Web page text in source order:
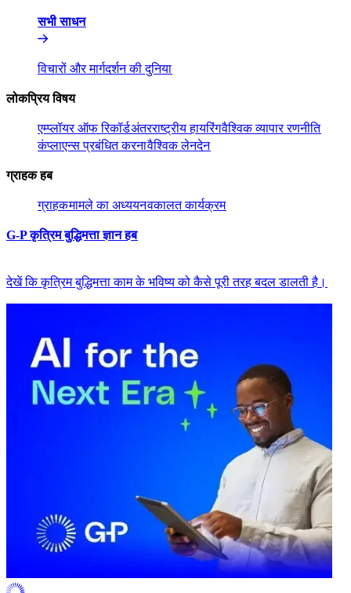
सभी साधन​​
विचारों और मार्गदर्शन की दुनिया​​
लोकप्रिय विषय​​
एम्प्लॉयर ऑफ रिकॉर्ड​​अंतरराष्ट्रीय हायरिंग​​वैश्विक व्यापार रणनीति​​
कंप्लाएन्स प्रबंधित करना​​वैश्विक लेनदेन​​
ग्राहक हब​​
ग्राहक​​मामले का अध्ययन​​वकालत कार्यक्रम​​
G-P कृत्रिम बुद्धिमत्ता ज्ञान हब​​
देखें कि कृत्रिम बुद्धिमत्ता काम के भविष्य को कैसे पूरी तरह बदल डालती है।​​